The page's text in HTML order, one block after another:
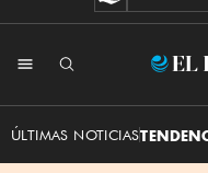
ÚLTIMAS NOTICIAS